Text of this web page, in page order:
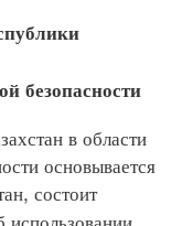
в области
основывается
состоит